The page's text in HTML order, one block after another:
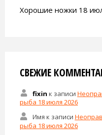
Хорошие ножки 18
СВЕЖИЕ
fixin к записи
рыба 18 июля 2026
Имя к записи
рыба 18 июля 2026